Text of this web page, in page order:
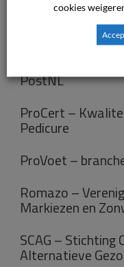
OnderhoudNL
Organisatie voor
PostNL
ProCert –
Pedicure
ProVoet –
Romazo –
Markiezen en
SCAG – Stichting
Alternatieve
cookies